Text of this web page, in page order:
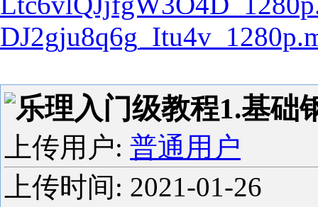
乐理入门级教程1.基础
上传用户: 普通用户
上传时间: 2021-01-26